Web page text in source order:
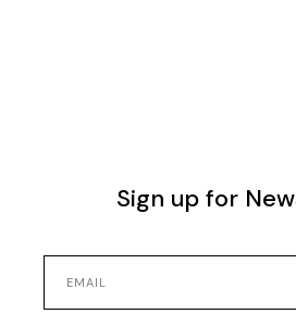
Sign up for